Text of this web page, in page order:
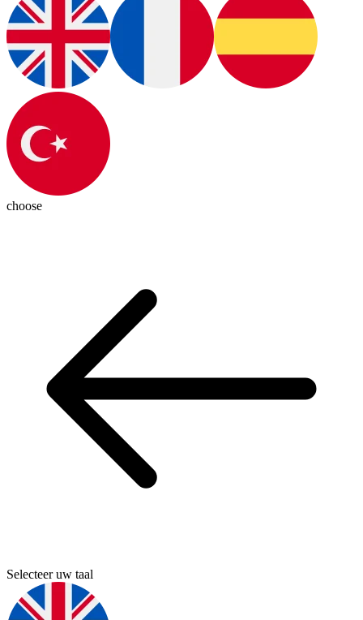
choose
Selecteer uw taal